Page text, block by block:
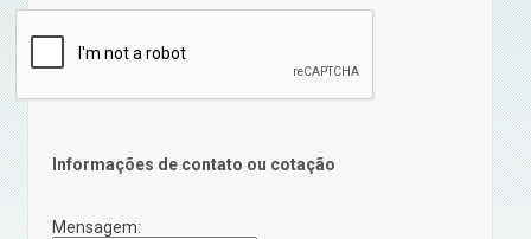
Informações de contato ou cotação
Mensagem: